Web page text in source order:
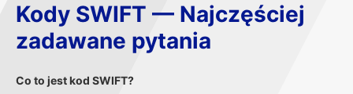
Kody SWIFT — Najczęściej
zadawane pytania
Co to jest kod SWIFT?